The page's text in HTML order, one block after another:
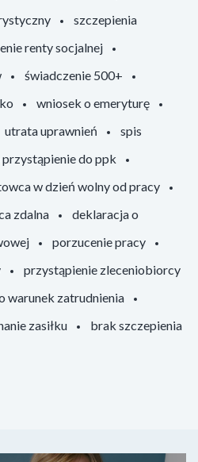
szczepienia
renty socjalnej
świadczenie 500+
wniosek o emeryturę
utrata uprawnień
spis
do ppk
w dzień wolny od pracy
zdalna
deklaracja o
porzucenie pracy
przystąpienie zleceniobiorcy
warunek zatrudnienia
zasiłku
brak szczepienia